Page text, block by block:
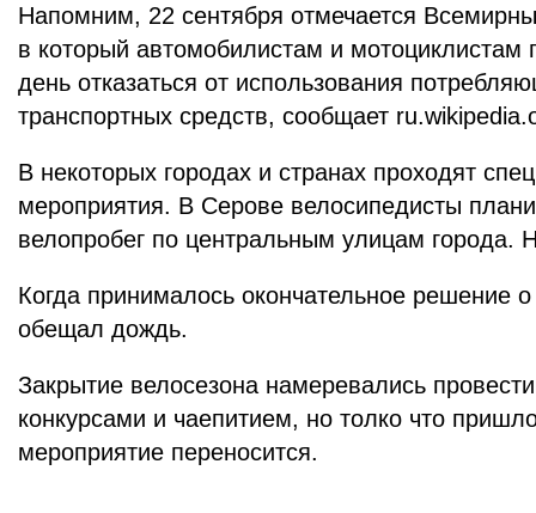
Напомним, 22 сентября отмечается
в который автомобилистам и мотоциклистам
день отказаться от использования
транспортных средств, сообщает
В некоторых городах и странах проходят
мероприятия. В Серове велосипедисты
велопробег по центральным улицам города.
Когда принималось окончательное решение о
обещал дождь.
Закрытие велосезона намеревались
конкурсами и чаепитием, но толко что
мероприятие переносится.